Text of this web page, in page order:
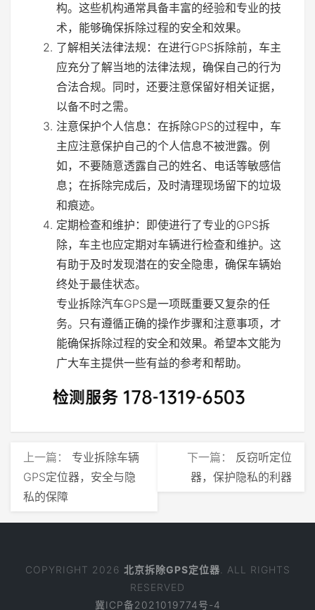
构。这些机构通常具备丰富的经验和专业的技
术，能够确保拆除过程的安全和效果。
了解相关法律法规：在进行GPS拆除前，车主
应充分了解当地的法律法规，确保自己的行为
合法合规。同时，还要注意保留好相关证据，
以备不时之需。
注意保护个人信息：在拆除GPS的过程中，车
主应注意保护自己的个人信息不被泄露。例
如，不要随意透露自己的姓名、电话等敏感信
息；在拆除完成后，及时清理现场留下的垃圾
和痕迹。
定期检查和维护：即使进行了专业的GPS拆
除，车主也应定期对车辆进行检查和维护。这
有助于及时发现潜在的安全隐患，确保车辆始
终处于最佳状态。
专业拆除汽车GPS是一项既重要又复杂的任
务。只有遵循正确的操作步骤和注意事项，才
能确保拆除过程的安全和效果。希望本文能为
广大车主提供一些有益的参考和帮助。
上一篇： 专业拆除车辆
GPS定位器，安全与隐
私的保障
下一篇： 反窃听定位
器，保护隐私的利器
COPYRIGHT 2026 北京拆除GPS定位器 . ALL RIGHTS
RESERVED
冀ICP备2021019774号-4